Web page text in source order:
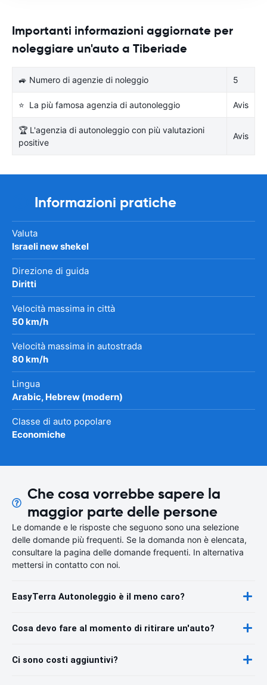
Importanti informazioni aggiornate per
noleggiare un'auto a Tiberiade
🚙 Numero di agenzie di noleggio 5
⭐ La più famosa agenzia di autonoleggio Avis
🏆 L'agenzia di autonoleggio con più valutazioni
positive
Avis
Informazioni pratiche
Valuta
Israeli new shekel
Direzione di guida
Diritti
Velocità massima in città
50 km/h
Velocità massima in autostrada
80 km/h
Lingua
Arabic, Hebrew (modern)
Classe di auto popolare
Economiche
Che cosa vorrebbe sapere la
maggior parte delle persone
Le domande e le risposte che seguono sono una selezione
delle domande più frequenti. Se la domanda non è elencata,
consultare la pagina delle domande frequenti. In alternativa
mettersi in contatto con noi.
EasyTerra Autonoleggio è il meno caro?
Cosa devo fare al momento di ritirare un'auto?
Ci sono costi aggiuntivi?